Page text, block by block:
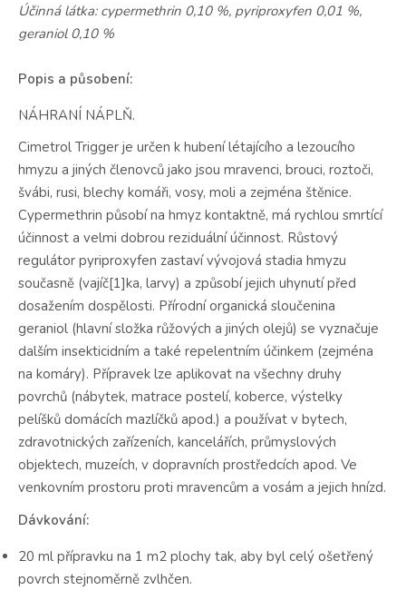
Účinná látka: cypermethrin 0,10 %, pyriproxyfen 0,01 %,
geraniol 0,10 %
Popis a působení:
NÁHRANÍ NÁPLŇ.
Cimetrol Trigger je určen k hubení létajícího a lezoucího
hmyzu a jiných členovců jako jsou mravenci, brouci, roztoči,
švábi, rusi, blechy komáři, vosy, moli a zejména štěnice.
Cypermethrin působí na hmyz kontaktně, má rychlou smrtící
účinnost a velmi dobrou reziduální účinnost. Růstový
regulátor pyriproxyfen zastaví vývojová stadia hmyzu
současně (vajíč[1]ka, larvy) a způsobí jejich uhynutí před
dosažením dospělosti. Přírodní organická sloučenina
geraniol (hlavní složka růžových a jiných olejů) se vyznačuje
dalším insekticidním a také repelentním účinkem (zejména
na komáry). Přípravek lze aplikovat na všechny druhy
povrchů (nábytek, matrace postelí, koberce, výstelky
pelíšků domácích mazlíčků apod.) a používat v bytech,
zdravotnických zařízeních, kancelářích, průmyslových
objektech, muzeích, v dopravních prostředcích apod. Ve
venkovním prostoru proti mravencům a vosám a jejich hnízd.
Dávkování:
20 ml přípravku na 1 m2 plochy tak, aby byl celý ošetřený
povrch stejnoměrně zvlhčen.